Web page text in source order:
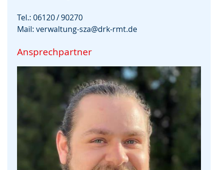
Tel.: 06120 / 90270
Mail: verwaltung-sza@drk-rmt.de
Ansprechpartner